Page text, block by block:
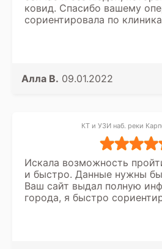
ковид. Спасибо вашему
сориентировала по
удобно все в одном месте
Алла В. 09.01.2022
КТ и УЗИ наб. реки
Искала возможность
и быстро. Данные нужны
Ваш сайт выдал полную
города, я быстро